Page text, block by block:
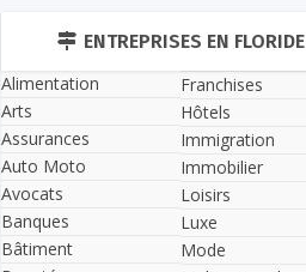
ENTREPRISES EN FLORIDE
Alimentation
Arts
Assurances
Auto Moto
Avocats
Banques
Bâtiment
Franchises
Hôtels
Immigration
Immobilier
Loisirs
Luxe
Mode